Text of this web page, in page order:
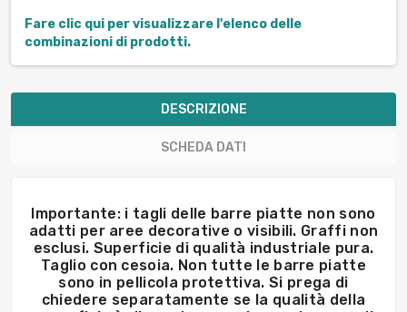
Fare clic qui per visualizzare l'elenco delle
combinazioni di prodotti.
DESCRIZIONE
SCHEDA DATI
Importante: i tagli delle barre piatte non sono
adatti per aree decorative o visibili. Graffi non
esclusi. Superficie di qualità industriale pura.
Taglio con cesoia. Non tutte le barre piatte
sono in pellicola protettiva. Si prega di
chiedere separatamente se la qualità della